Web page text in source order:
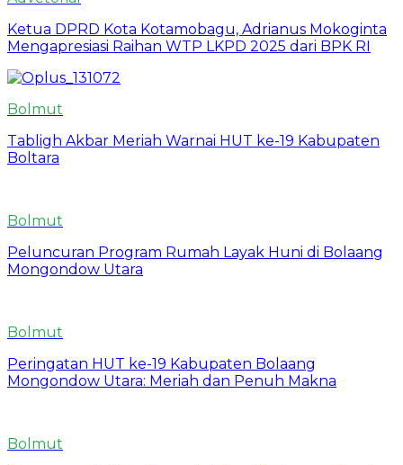
Ketua DPRD Kota Kotamobagu, Adrianus Mokoginta
Mengapresiasi Raihan WTP LKPD 2025 dari BPK RI
Bolmut
Tabligh Akbar Meriah Warnai HUT ke-19 Kabupaten
Boltara
Bolmut
Peluncuran Program Rumah Layak Huni di Bolaang
Mongondow Utara
Bolmut
Peringatan HUT ke-19 Kabupaten Bolaang
Mongondow Utara: Meriah dan Penuh Makna
Bolmut